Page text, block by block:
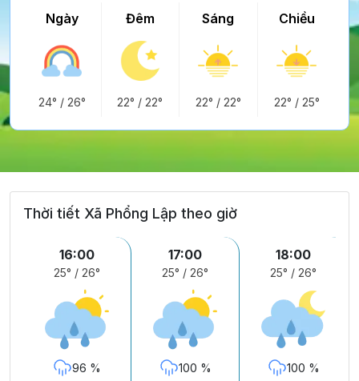
Ngày
24° / 26°
Đêm
22° /22°
Sáng
22° / 22°
Chiều
22° / 25°
Thời tiết Xã Phổng Lập theo giờ
16:00
25° / 26°
96 %
17:00
25° / 26°
100 %
18:00
25° / 26°
100 %